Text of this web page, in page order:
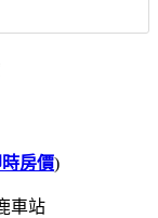
時房價)
車站